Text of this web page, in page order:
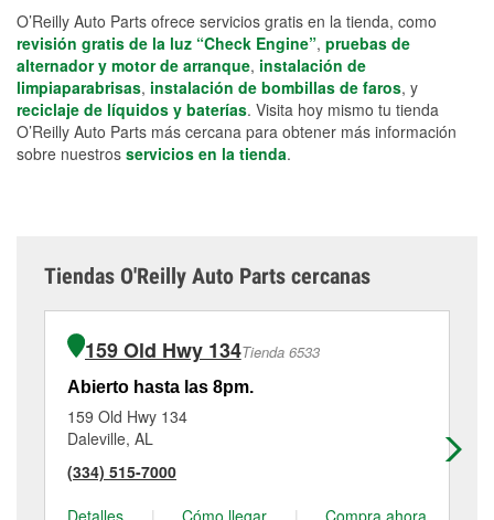
O’Reilly Auto Parts ofrece servicios gratis en la tienda, como
revisión gratis de la luz “Check Engine”, pruebas de
alternador y motor de arranque, instalación de
limpiaparabrisas, instalación de bombillas de faros, y
reciclaje de líquidos y baterías. Visita hoy mismo tu tienda
O’Reilly Auto Parts más cercana para obtener más información
sobre nuestros servicios en la tienda.
Tiendas O'Reilly Auto Parts cercanas
159 Old Hwy 134Tienda 6533
Abierto hasta las 8pm.
159 Old Hwy 134
Daleville, AL
(334) 515-7000
Detalles
| Cómo llegar | Compra ahora